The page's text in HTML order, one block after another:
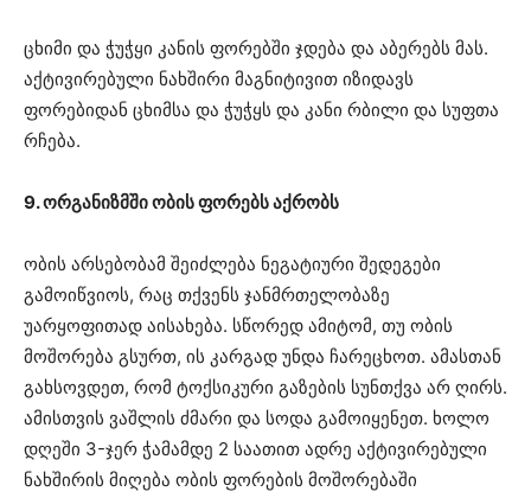
ცხიმი და ჭუჭყი კანის ფორებში ჯდება და აბერებს მას.
აქტივირებული ნახშირი მაგნიტივით იზიდავს
ფორებიდან ცხიმსა და ჭუჭყს და კანი რბილი და სუფთა
რჩება.
9. ორგანიზმში ობის ფორებს აქრობს
ობის არსებობამ შეიძლება ნეგატიური შედეგები
გამოიწვიოს, რაც თქვენს ჯანმრთელობაზე
უარყოფითად აისახება. სწორედ ამიტომ, თუ ობის
მოშორება გსურთ, ის კარგად უნდა ჩარეცხოთ. ამასთან
გახსოვდეთ, რომ ტოქსიკური გაზების სუნთქვა არ ღირს.
ამისთვის ვაშლის ძმარი და სოდა გამოიყენეთ. ხოლო
დღეში 3-ჯერ ჭამამდე 2 საათით ადრე აქტივირებული
ნახშირის მიღება ობის ფორების მოშორებაში